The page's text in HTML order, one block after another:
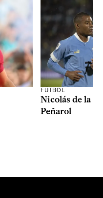
FÚTBOL
Nicolás de la
Peñarol